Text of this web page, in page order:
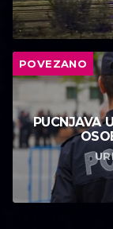
POVEZANO
PUCNJAVA